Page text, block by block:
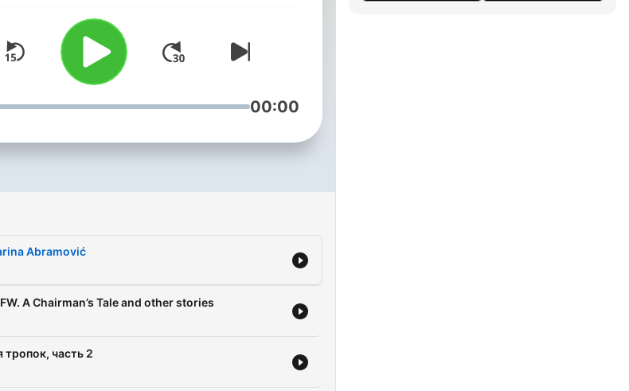
Фотовстречи в Стокгольме.
Instagram →
https://www.instagram.com/podcastsoof/
00:00
Abramović
A Chairman’s Tale and other stories
часть 2